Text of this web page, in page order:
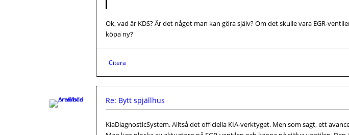
Ok, vad är KDS? Är det något man kan göra själv? Om det skulle vara EGR-
köpa ny?
Citera
Re: Bytt spjällhus
KiaDiagnosticSystem. Alltså det officiella KIA-verktyget. Men som sagt, ett